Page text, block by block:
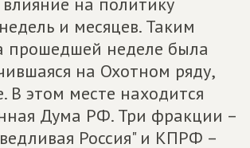
и месяцев. Таким
прошедшей неделе была
на Охотном ряду,
В этом месте находится
Дума РФ. Три фракции –
Россия" и КПРФ –